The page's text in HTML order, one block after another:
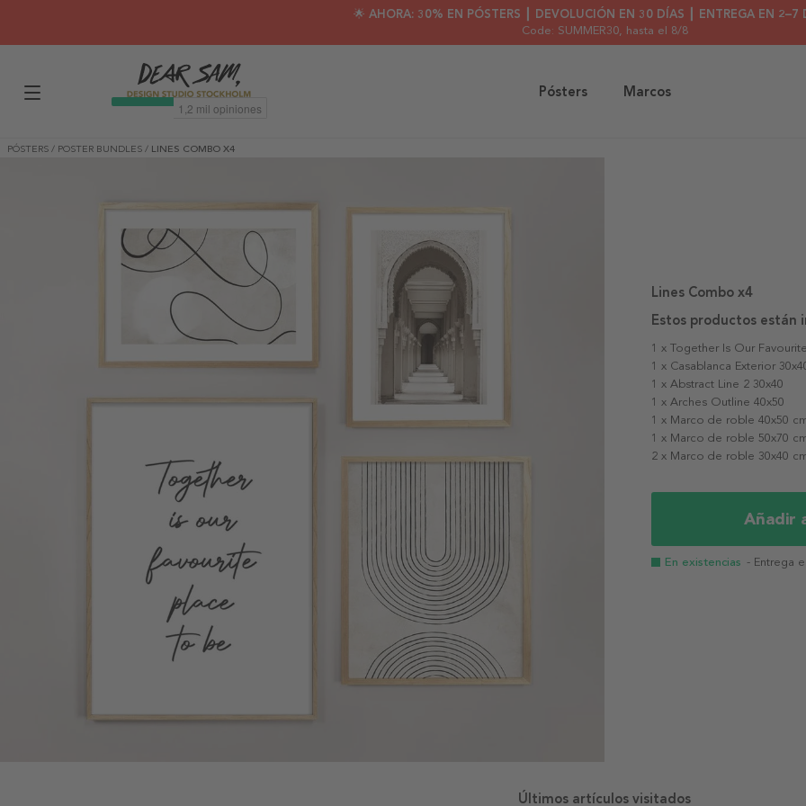
🌟 AHORA: 30% EN PÓSTERS ┃ DEVOLUCIÓN EN 30 DÍAS ┃ ENTREGA EN 2–7
Code: SUMMER30, hasta el 8/8
Pósters Marcos
PÓSTERS / POSTER BUNDLES / LINES COMBO X4
Estos productos están
1 x Together Is Our
1 x Casablanca Exterior
1 x Abstract Line 2 30x40
1 x Arches Outline 40x50
1 x Marco de roble 40x50
1 x Marco de roble 50x70
2 x Marco de roble 30x40
Añadir
En existencias - Entrega
Lines Combo x4
Últimos artículos visitados